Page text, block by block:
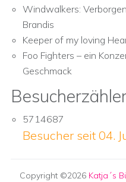
Windwalkers:
Brandis
Keeper of my loving
Foo Fighters – ein
Geschmack
5714687
Besucher seit 04.
Copyright ©2026 Katja´s